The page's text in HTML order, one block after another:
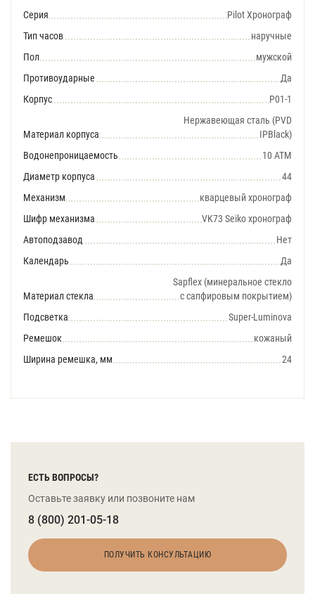
Серия
Pilot Хронограф
Тип часов
наручные
Пол
мужской
Противоударные
Да
Корпус
P01-1
Материал корпуса
Нержавеющая сталь (PVD
IPBlack)
Водонепроницаемость
10 АТМ
Диаметр корпуса
44
Механизм
кварцевый хронограф
Шифр механизма
VK73 Seiko хронограф
Автоподзавод
Нет
Календарь
Да
Материал стекла
Sapflex (минеральное стекло
с сапфировым покрытием)
Подсветка
Super-Luminova
Ремешок
кожаный
Ширина ремешка, мм
24
ЕСТЬ ВОПРОСЫ?
Оставьте заявку или позвоните нам
8 (800) 201-05-18
ПОЛУЧИТЬ КОНСУЛЬТАЦИЮ